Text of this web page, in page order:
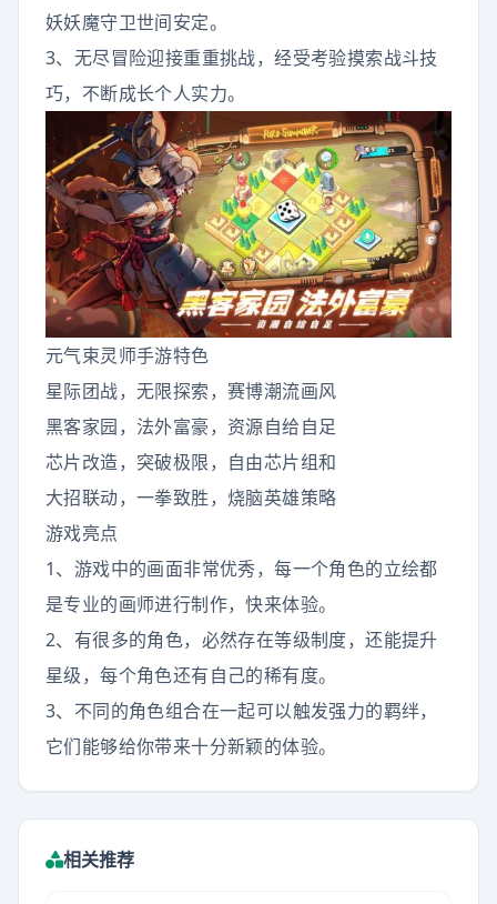
妖妖魔守卫世间安定。
3、无尽冒险迎接重重挑战，经受考验摸索战斗技
巧，不断成长个人实力。
元气束灵师手游特色
星际团战，无限探索，赛博潮流画风
黑客家园，法外富豪，资源自给自足
芯片改造，突破极限，自由芯片组和
大招联动，一拳致胜，烧脑英雄策略
游戏亮点
1、游戏中的画面非常优秀，每一个角色的立绘都
是专业的画师进行制作，快来体验。
2、有很多的角色，必然存在等级制度，还能提升
星级，每个角色还有自己的稀有度。
3、不同的角色组合在一起可以触发强力的羁绊，
它们能够给你带来十分新颖的体验。
相关推荐